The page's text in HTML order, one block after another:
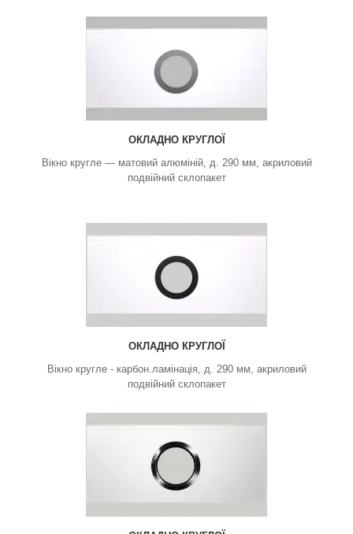
ОКЛАДНО КРУГЛОЇ
Вікно кругле — матовий алюміній, д. 290 мм, акриловий
подвійний склопакет
ОКЛАДНО КРУГЛОЇ
Вікно кругле - карбон.ламінація, д. 290 мм, акриловий
подвійний склопакет